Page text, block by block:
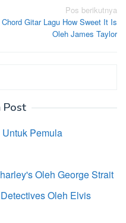
Pos berikutnya
Chord Gitar Lagu How Sweet It Is
Oleh James Taylor
Post
Pemula
Oleh George Strait
Oleh Elvis